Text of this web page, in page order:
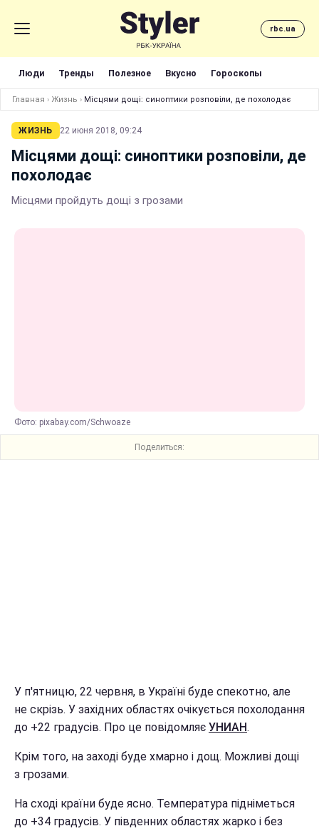
rbc.ua
Люди Тренды Полезное Вкусно Гороскопы
Главная › Жизнь › Місцями дощі: синоптики розповіли, де похолодає
ЖИЗНЬ 22 июня 2018, 09:24
Місцями дощі: синоптики розповіли, де
похолодає
Місцями пройдуть дощі з грозами
Фото: pixabay.com/Schwoaze
Поделиться:
У п'ятницю, 22 червня, в Україні буде спекотно, але
не скрізь. У західних областях очікується похолодання
до +22 градусів. Про це повідомляє УНИАН.
Крім того, на заході буде хмарно і дощ. Можливі дощі
з грозами.
На сході країни буде ясно. Температура підніметься
до +34 градусів. У південних областях жарко і без